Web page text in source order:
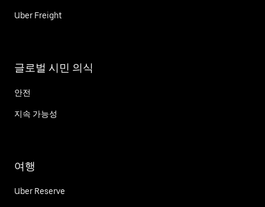
Uber Freight
글로벌 시민 의식
안전
지속 가능성
여행
Uber Reserve